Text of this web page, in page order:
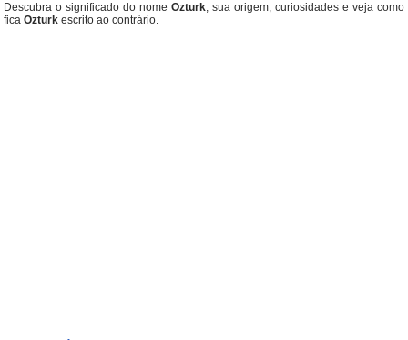
Descubra o significado do nomeOzturk, sua origem, curiosidades e veja como
ficaOzturk escrito ao contrário.